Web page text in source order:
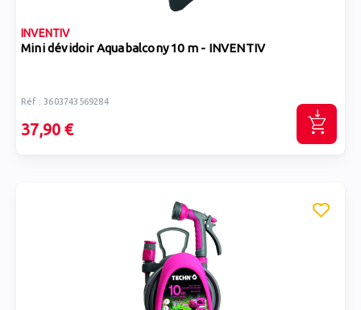
INVENTIV
Mini dévidoir Aquabalcony 10 m - INVENTIV
Réf : 3603743569284
37,90 €